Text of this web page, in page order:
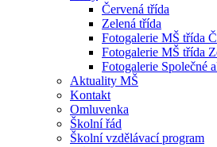
Červená třída
Zelená třída
Fotogalerie MŠ třída
Fotogalerie MŠ třída
Fotogalerie Společné
Aktuality MŠ
Kontakt
Omluvenka
Školní řád
Školní vzdělávací program